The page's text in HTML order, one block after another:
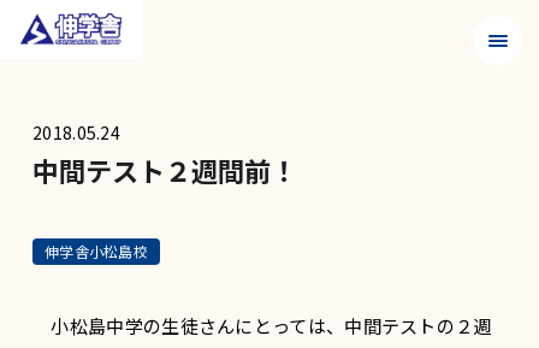
メニ
2018.05.24
中間テスト２週間前！
伸学舎小松島校
小松島中学の生徒さんにとっては、中間テストの２週